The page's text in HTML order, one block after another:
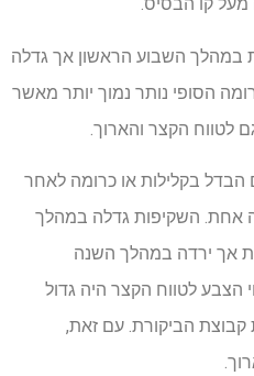
במהלך השבוע הראשון אך גדלה
הסופי נותר נמוך יותר מאשר
לטווח הקצר והארוך.
בקלילות או כרומה לאחר
אחת. השקיפות גדלה במהלך
אך ירדה במהלך השנה
הצבע לטווח הקצר היה גדול
הביקורת. עם זאת,